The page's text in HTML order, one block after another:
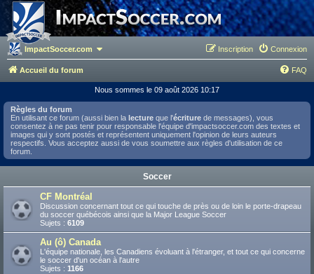
ImpactSoccer.com Connexion
Inscription
Accueil du forum FAQ
Nous sommes le 09 août 2026 10:17
Règles du forum
En utilisant ce forum (aussi bien la lecture que l'écriture de messages), vous
consentez à ne pas tenir pour responsable l'équipe d'impactsoccer.com des textes et
images qui y sont postés et représentent uniquement l'opinion de leurs auteurs
respectifs. Vous acceptez aussi de vous soumettre aux règles d'utilisation de ce
forum.
Soccer
CF Montréal
Discussion concernant tout ce qui touche de près ou de loin le porte-drapeau
du soccer québécois ainsi que la Major League Soccer
Sujets : 6109
Au (ô) Canada
L'équipe nationale, les Canadiens évoluant à l'étranger, et tout ce qui concerne
le soccer d'un océan à l'autre
Sujets : 1166